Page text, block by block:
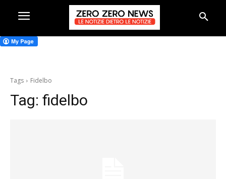
Tags Fidelbo
Tag: fidelbo